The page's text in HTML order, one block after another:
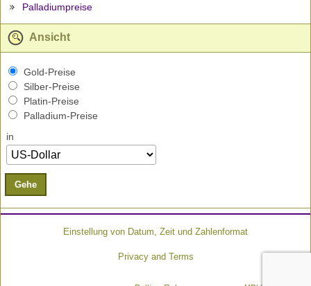
Palladiumpreise
Ansicht
Gold-Preise
Silber-Preise
Platin-Preise
Palladium-Preise
in
Gehe
Einstellung von Datum, Zeit und Zahlenformat
Privacy and Terms